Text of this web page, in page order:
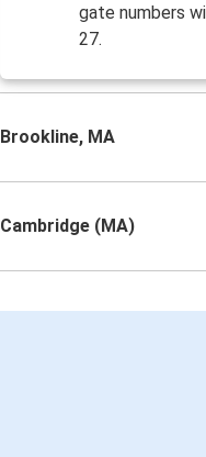
gate numbers
27.
Brookline, MA
Cambridge (MA)